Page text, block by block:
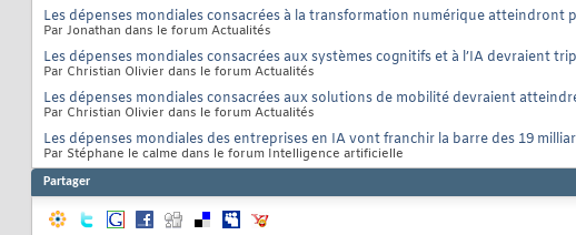
Les dépenses mondiales consacrées à la transformation numérique atteindront
Par Jonathan dans le forum Actualités
Les dépenses mondiales consacrées aux systèmes cognitifs et à l’IA devraient
Par Christian Olivier dans le forum Actualités
Les dépenses mondiales consacrées aux solutions de mobilité devraient
Par Christian Olivier dans le forum Actualités
Les dépenses mondiales des entreprises en IA vont franchir la barre des 19
Par Stéphane le calme dans le forum Intelligence artificielle
Partager